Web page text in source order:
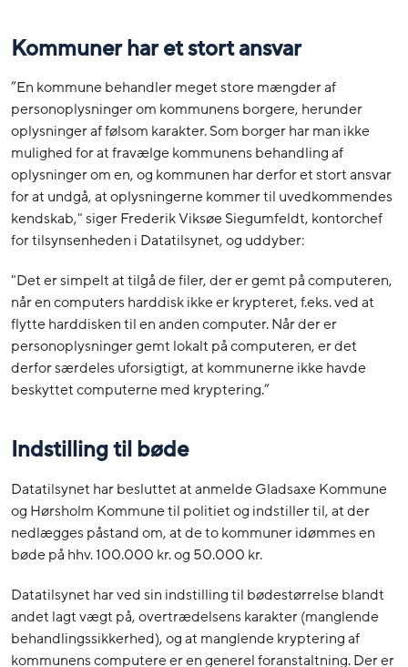
Kommuner har et stort ansvar
”En kommune behandler meget store mængder af
personoplysninger om kommunens borgere, herunder
oplysninger af følsom karakter. Som borger har man ikke
mulighed for at fravælge kommunens behandling af
oplysninger om en, og kommunen har derfor et stort ansvar
for at undgå, at oplysningerne kommer til uvedkommendes
kendskab," siger Frederik Viksøe Siegumfeldt, kontorchef
for tilsynsenheden i Datatilsynet, og uddyber:
"Det er simpelt at tilgå de filer, der er gemt på computeren,
når en computers harddisk ikke er krypteret, f.eks. ved at
flytte harddisken til en anden computer.Når der er
personoplysninger gemt lokalt på computeren,er det
derfor særdeles uforsigtigt, at kommunerne ikke havde
beskyttet computerne med kryptering.”
Indstilling til bøde
Datatilsynet har besluttet at anmelde Gladsaxe Kommune
og Hørsholm Kommune til politiet og indstiller til, at der
nedlægges påstand om, at de to kommuner idømmes en
bøde på hhv. 100.000 kr. og 50.000 kr.
Datatilsynet har ved sin indstilling til bødestørrelse blandt
andet lagt vægt på, overtrædelsens karakter (manglende
behandlingssikkerhed), og at manglende kryptering af
kommunens computere er en generel foranstaltning. Der er